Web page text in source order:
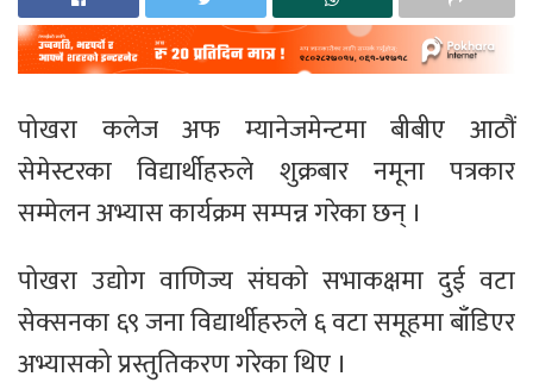
पोखरा कलेज अफ म्यानेजमेन्टमा बीबीए आठौं
सेमेस्टरका विद्यार्थीहरुले शुक्रबार नमूना पत्रकार
सम्मेलन अभ्यास कार्यक्रम सम्पन्न गरेका छन् ।
पोखरा उद्योग वाणिज्य संघको सभाकक्षमा दुई वटा
सेक्सनका ६९ जना विद्यार्थीहरुले ६ वटा समूहमा बाँडिएर
अभ्यासको प्रस्तुतिकरण गरेका थिए ।